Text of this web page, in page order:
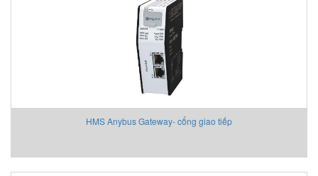
HMS Anybus Gateway- cổng giao tiếp